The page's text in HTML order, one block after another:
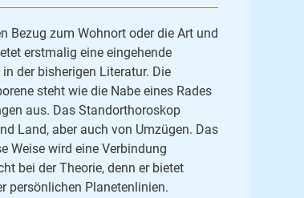
Bezug zum Wohnort oder die Art und
erstmalig eine eingehende
der bisherigen Literatur. Die
steht wie die Nabe eines Rades
aus. Das Standorthoroskop
Land, aber auch von Umzügen. Das
Weise wird eine Verbindung
bei der Theorie, denn er bietet
persönlichen Planetenlinien.